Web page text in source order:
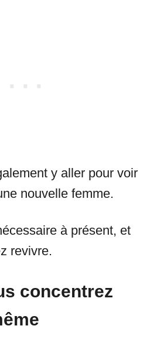
y aller pour voir
nouvelle femme.
à présent, et
revivre.
concentrez